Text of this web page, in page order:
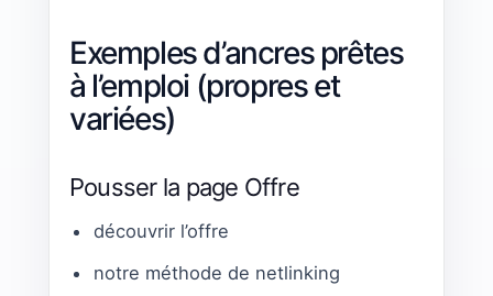
Exemples d’ancres prêtes
à l’emploi (propres et
variées)
Pousser la page Offre
découvrir l’offre
notre méthode de netlinking